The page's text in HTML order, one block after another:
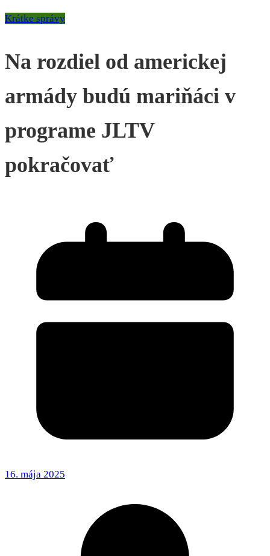
Krátke správy
Na rozdiel od americkej
armády budú mariňáci v
programe JLTV
pokračovať
16. mája 2025